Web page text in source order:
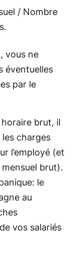
/ Nombre
vous ne
éventuelles
par le
brut, il
les charges
l’employé (et
brut).
le
au
vos salariés